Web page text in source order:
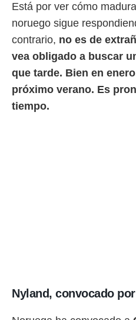
Está por ver cómo
noruego sigue
contrario, no es de
vea obligado a buscar
que tarde. Bien en
próximo verano. Es
tiempo.
Nyland, convocado